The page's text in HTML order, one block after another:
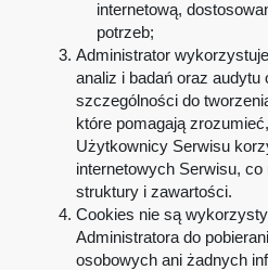
internetową,
potrzeb;
Administrator
analiz i badań oraz audytu
szczególności do
które pomagają
Użytkownicy Serwisu
internetowych Serwisu,
struktury i zawartości.
Cookies nie są
Administratora do
osobowych ani żadnych